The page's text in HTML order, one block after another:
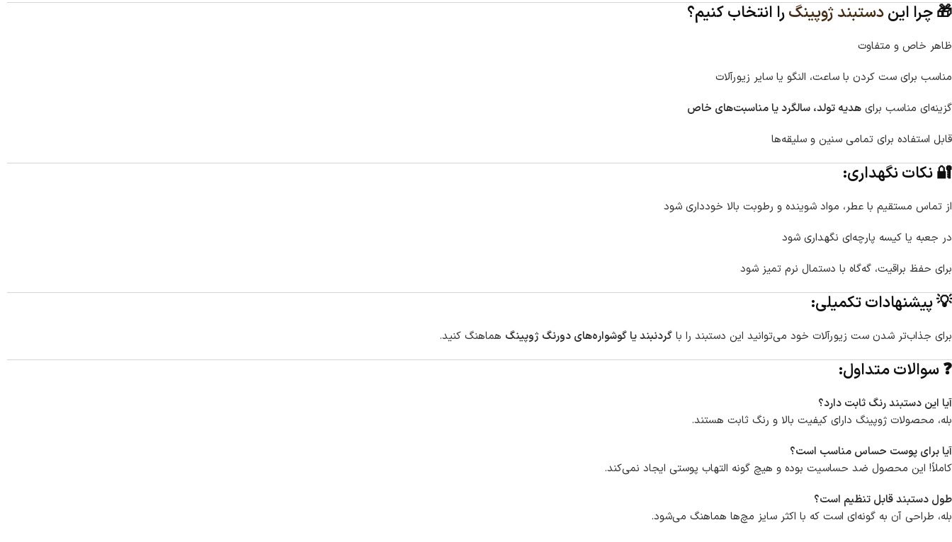
🎁 چرا ایندستبند ژوپینگرا انتخاب کنیم؟
ظاهر خاص و متفاوت
مناسب برای ست کردن با ساعت، النگو یا سایر زیورآلات
گزینه‌ای مناسب برای هدیه تولد، سالگرد یا مناسبت‌های خاص
قابل استفاده برای تمامی سنین و سلیقه‌ها
🔐 نکات نگهداری:
از تماس مستقیم با عطر، مواد شوینده و رطوبت بالا خودداری شود
در جعبه یا کیسه پارچه‌ای نگهداری شود
برای حفظ براقیت، گه‌گاه با دستمال نرم تمیز شود
💡 پیشنهادات تکمیلی:
برای جذاب‌تر شدن ست زیورآلات خود می‌توانید این دستبند را با گردنبند یا گوشواره‌های دورنگ ژوپینگ هماهنگ کنید.
❓ سوالات متداول:
آیا این دستبند رنگ ثابت دارد؟
بله، محصولات ژوپینگ دارای کیفیت بالا و رنگ ثابت هستند.
آیا برای پوست حساس مناسب است؟
کاملاً! این محصول ضد حساسیت بوده و هیچ گونه التهاب پوستی ایجاد نمی‌کند.
طول دستبند قابل تنظیم است؟
بله، طراحی آن به گونه‌ای است که با اکثر سایز مچ‌ها هماهنگ می‌شود.